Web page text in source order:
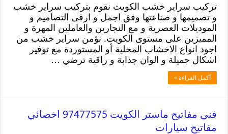
تركيب سراير خشب الكويت نقوم بتركيب سراير خشب
و تصميمها و صناعتها وفق اجمل و ارقى التصاميم و
الموديلات العصرية و مع النجارين والعاملين المهرة و
المميزين على مستوى الكويت. نؤمن سراير خشب من
اجود انواع الاخشاب المحلية أو المستوردة مع توفير
اشكال جميلة و الوان جذابة و راقية ترضي …
أكمل القراءة »
فني مفاتيح ماستر الكويت 97477575 اخصائي
مفاتيح سيارات